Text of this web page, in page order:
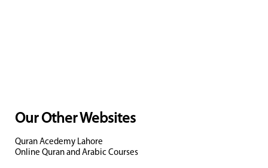
Our Other Websites
Quran Acedemy Lahore
Online Quran and Arabic Courses